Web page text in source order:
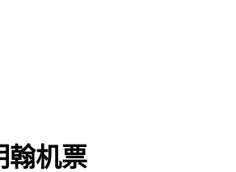
翰机票